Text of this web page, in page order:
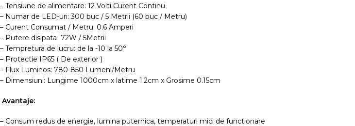
– Tensiune de alimentare: 12 Volti Curent Continu
– Numar de LED-uri: 300 buc / 5 Metrii (60 buc / Metru)
– Curent Consumat / Metru: 0.6 Amperi
– Putere disipata 72W / 5Metrii
– Tempretura de lucru: de la -10 la 50°
– Protectie IP65 ( De exterior )
– Flux Luminos: 780-850 Lumeni/Metru
– Dimensiuni: Lungime 1000cm x latime 1.2cm x Grosime 0.15cm
Avantaje:
– Consum redus de energie, lumina puternica, temperaturi mici de functionare